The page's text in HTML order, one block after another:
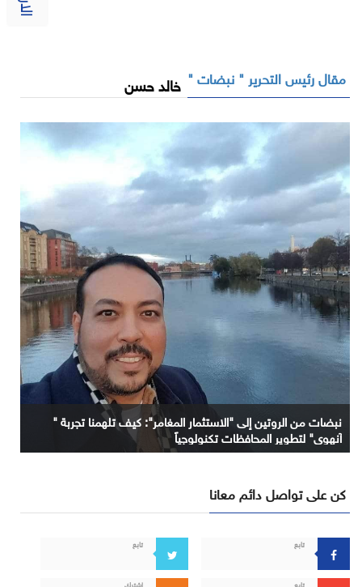
مقال رئيس التحرير " نبضات " خالد حسن
نبضات من الروتين إلى "الاستثمار المغامر": كيف تلهمنا تجربة "
آنهوي" لتطوير المحافظات تكنولوجياً
كن على تواصل دائم معانا
تابع تابع
تابع اشترك